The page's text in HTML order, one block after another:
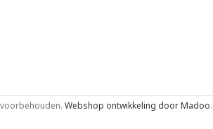
Webshop ontwikkeling door Madoo.